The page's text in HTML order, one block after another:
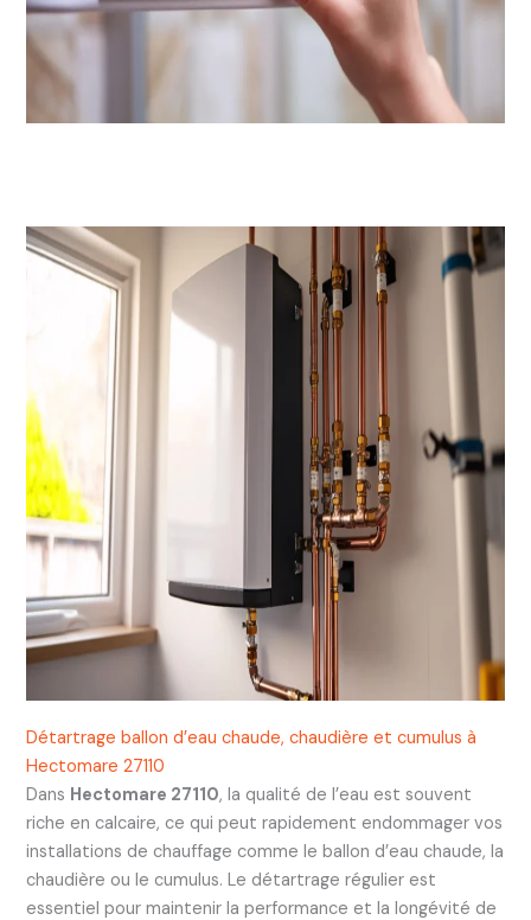
Détartrage ballon d’eau chaude, chaudière et cumulus à
Hectomare 27110
Dans Hectomare 27110, la qualité de l’eau est souvent
riche en calcaire, ce qui peut rapidement endommager vos
installations de chauffage comme le ballon d’eau chaude, la
chaudière ou le cumulus. Le détartrage régulier est
essentiel pour maintenir la performance et la longévité de